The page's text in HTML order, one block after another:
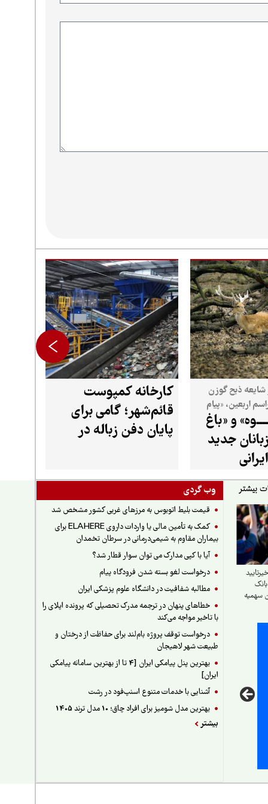
ذبح گوزن
اربعین، «پیام
ما» دلایل انتشار این شایعه و
این گونه را
و «باغ
جدید
کارخانه کمپوست
قائم‌شهر؛ گامی برای
پایان دفن زباله در
وب گردی
قیمت بلیط اتوبوس به مرزهای غربی کشور مشخص شد
کمک به تأمین مالی یا واردات داروی ELAHERE برای
بیماران مقاوم به شیمی‌درمانی در سرطان تخمدان
آیا با کپی مدارک می توان سوار قطار شد؟
درخواست لغو بسته شدن فرودگاه پیام
مطالبه شفافیت در دانشگاه علوم پزشکی ایران
خطاهای پنهان در ترجمه مدرک تحصیلی که پرونده اپلای را
با تاخیر مواجه می‌کند
درخواست توقف پروژه بام‌لند برای حفاظت از درختان و
طبیعت شهر لاهیجان
بهترین پنل پیامکی ایران [4 تا از بهترین سامانه پیامکی
ایران]
آشنایی با خدمات متنوع اسنپ‌فود در رشت
بهترین مدل شومیز برای افراد چاق؛ 10 مدل ترند 1405
بیشتر
سهمیه